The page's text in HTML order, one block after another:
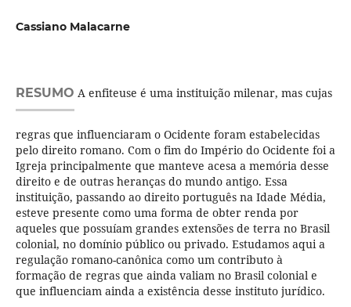
Cassiano Malacarne
RESUMO A enfiteuse é uma instituição milenar, mas cujas
regras que influenciaram o Ocidente foram estabelecidas
pelo direito romano. Com o fim do Império do Ocidente foi a
Igreja principalmente que manteve acesa a memória desse
direito e de outras heranças do mundo antigo. Essa
instituição, passando ao direito português na Idade Média,
esteve presente como uma forma de obter renda por
aqueles que possuíam grandes extensões de terra no Brasil
colonial, no domínio público ou privado. Estudamos aqui a
regulação romano-canônica como um contributo à
formação de regras que ainda valiam no Brasil colonial e
que influenciam ainda a existência desse instituto jurídico.